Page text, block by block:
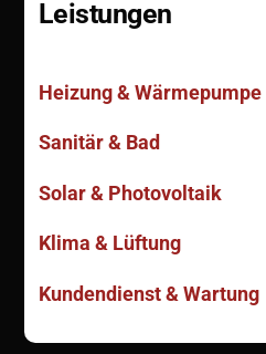
Leistungen
Heizung & Wärmepumpe
Sanitär & Bad
Solar & Photovoltaik
Klima & Lüftung
Kundendienst & Wartung